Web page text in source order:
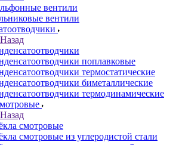
вентили
вентили
Назад
поплавковые
термостатические
биметаллические
термодинамические
Назад
смотровые
смотровые из углеродистой стали